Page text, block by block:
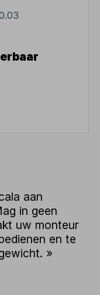
aan
in geen
uw monteur
en te
»